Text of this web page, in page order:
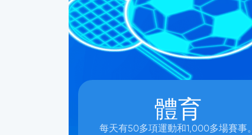
體育
每天有50多項運動和1,000多場賽事。